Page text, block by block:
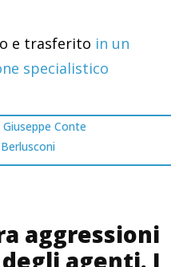
e trasferito in un
specialistico
Giuseppe Conte
aggressioni
agenti. I